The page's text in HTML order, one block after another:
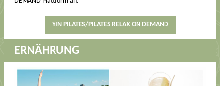
YIN PILATES/PILATES RELAX ON DEMAND
ERNÄHRUNG